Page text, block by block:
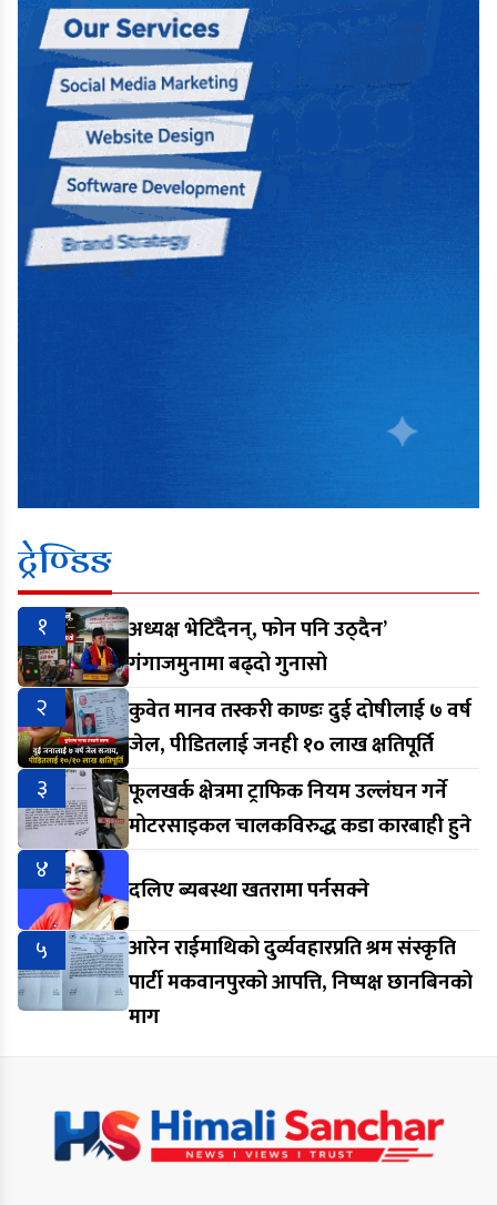
ट्रेण्डिङ
१
अध्यक्ष भेटिँदैनन्, फोन पनि उठ्दैन’
गंगाजमुनामा बढ्दो गुनासो
२
कुवेत मानव तस्करी काण्डः दुई दोषीलाई ७ वर्ष
जेल, पीडितलाई जनही १० लाख क्षतिपूर्ति
३
फूलखर्क क्षेत्रमा ट्राफिक नियम उल्लंघन गर्ने
मोटरसाइकल चालकविरुद्ध कडा कारबाही हुने
४
दलिए ब्यबस्था खतरामा पर्नसक्ने
५
आरेन राईमाथिको दुर्व्यवहारप्रति श्रम संस्कृति
पार्टी मकवानपुरको आपत्ति, निष्पक्ष छानबिनको
माग